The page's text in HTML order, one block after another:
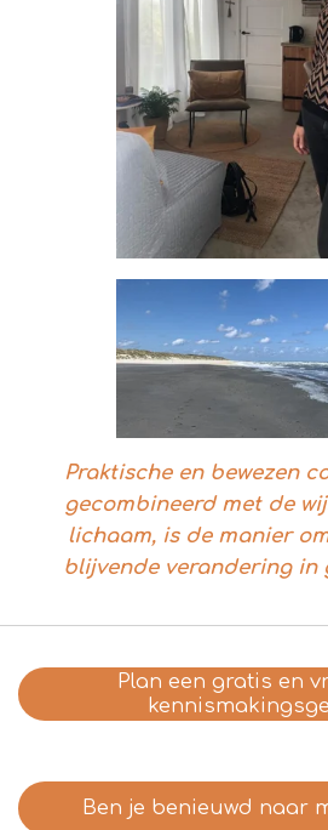
Praktische en bewezen
gecombineerd met de
lichaam, is de manier
blijvende verandering in
Plan een gratis en
Ben je benieuwd naar